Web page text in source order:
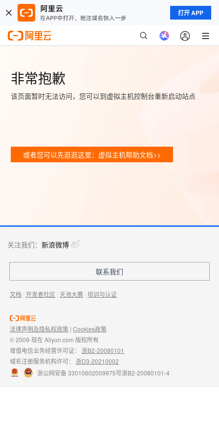
打开 APP
非常抱歉
该页面暂时无法访问，您可以到虚拟主机控制台重新启动站点
或者您可以先逛逛这里：虚拟主机帮助文档>>